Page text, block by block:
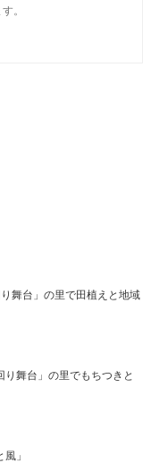
。
舞台」の里で田植えと地域
舞台」の里でもちつきと
」